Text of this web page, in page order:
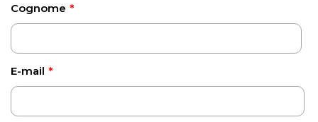
Cognome *
E-mail *